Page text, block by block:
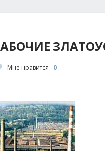
Мне нравится 0